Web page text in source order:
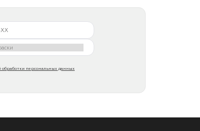
обработки персональных данных